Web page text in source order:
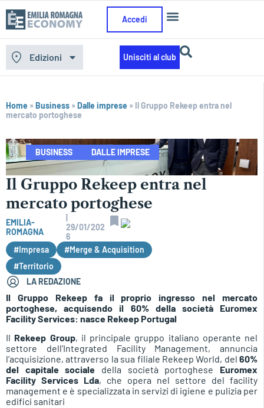
Accedi
Edizioni Unisciti al club
Home »Business »Dalle imprese » Il Gruppo Rekeep entra nel
mercato portoghese
BUSINESS DALLE IMPRESE
Il Gruppo Rekeep entra nel
mercato portoghese
EMILIA-
ROMAGNA
29/01/202
6
#Impresa
#Merge & Acquisition
#Territorio
LA REDAZIONE
Il Gruppo Rekeep fa il proprio ingresso nel mercato
portoghese, acquisendo il 60% della società Euromex
Facility Services: nasce Rekeep Portugal
Il Rekeep Group, il principale gruppo italiano operante nel
settore dell’Integrated Facility Management, annuncia
l’acquisizione, attraverso la sua filiale Rekeep World, del 60%
del capitale sociale della società portoghese Euromex
Facility Services Lda, che opera nel settore del facility
management e è specializzata in servizi di igiene e pulizia per
edifici sanitari